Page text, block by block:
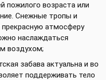
пожилого возраста или
Снежные тропы и
атмосферу
наслаждаться
воздухом;
забава актуальна и во
поддерживать тело